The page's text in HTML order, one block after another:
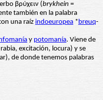
βρύχειν (brykhein =
también en la palabra
una raíz indoeuropea *breuq-
y potomanía. Viene de
excitación, locura) y se
de donde tenemos palabras